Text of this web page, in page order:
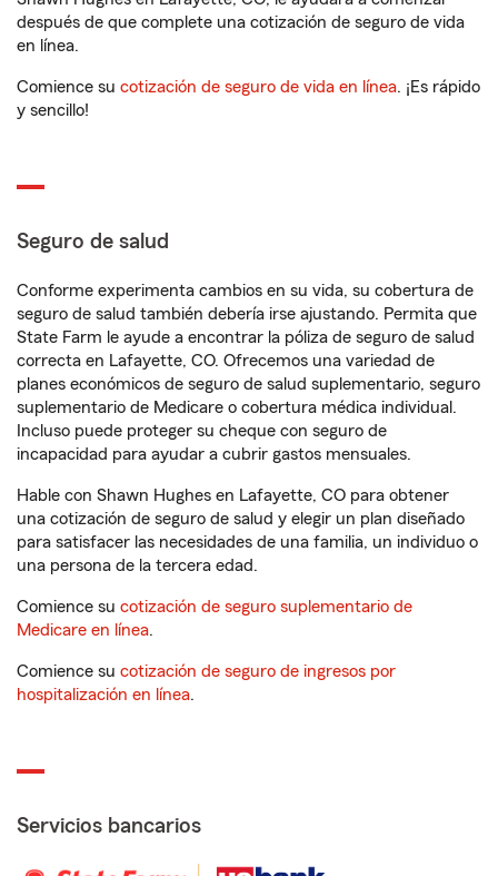
después de que complete una cotización de seguro de vida
en línea.
Comience su cotización de seguro de vida en línea. ¡Es rápido
y sencillo!
Seguro de salud
Conforme experimenta cambios en su vida, su cobertura de
seguro de salud también debería irse ajustando. Permita que
State Farm le ayude a encontrar la póliza de seguro de salud
correcta en Lafayette, CO. Ofrecemos una variedad de
planes económicos de seguro de salud suplementario, seguro
suplementario de Medicare o cobertura médica individual.
Incluso puede proteger su cheque con seguro de
incapacidad para ayudar a cubrir gastos mensuales.
Hable con Shawn Hughes en Lafayette, CO para obtener
una cotización de seguro de salud y elegir un plan diseñado
para satisfacer las necesidades de una familia, un individuo o
una persona de la tercera edad.
Comience su cotización de seguro suplementario de
Medicare en línea.
Comience su cotización de seguro de ingresos por
hospitalización en línea.
Servicios bancarios